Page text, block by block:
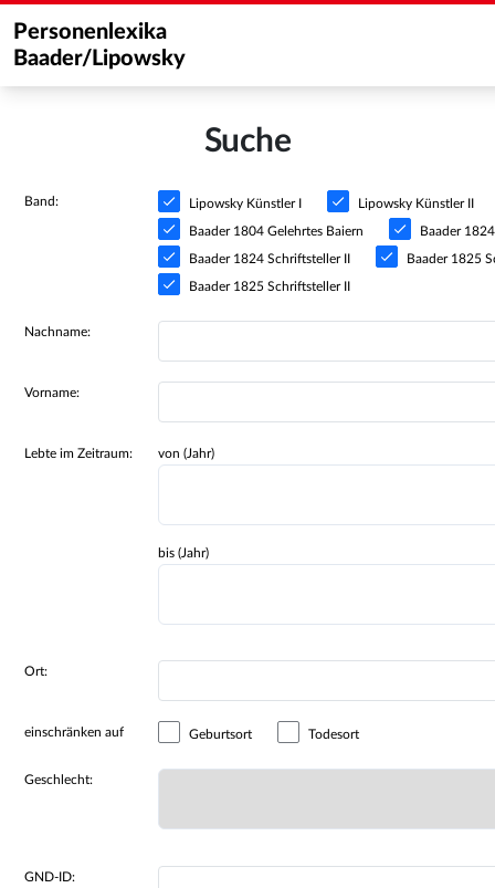
Personenlexika
Baader/Lipowsky
Suche
Band: Lipowsky Künstler I Lipowsky Künstler II
Baader 1804 Gelehrtes Baiern Baader
Baader 1824 Schriftsteller II Baader 1825
Baader 1825 Schriftsteller II
Nachname:
Vorname:
Lebte im Zeitraum: von (Jahr)
bis (Jahr)
Ort:
einschränken auf Geburtsort Todesort
Geschlecht:
GND-ID: